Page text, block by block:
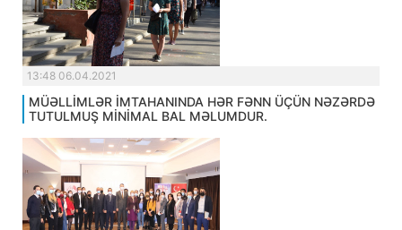
13:48 06.04.2021
MÜƏLLİMLƏR İMTAHANINDA HƏR FƏNN ÜÇÜN NƏZƏRDƏ
TUTULMUŞ MİNİMAL BAL MƏLUMDUR.